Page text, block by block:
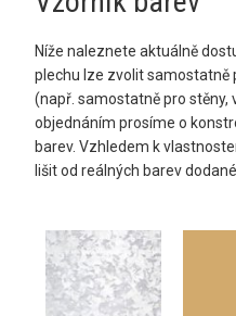
Níže naleznete aktuálně
plechu lze zvolit samostatně
(např. samostatně pro stěny,
objednáním prosíme o
barev. Vzhledem k
lišit od reálných barev